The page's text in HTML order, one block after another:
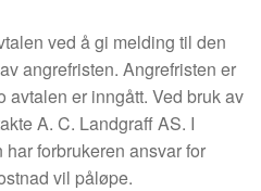
ved å gi melding til den
angrefristen. Angrefristen er
avtalen er inngått. Ved bruk av
A. C. Landgraff AS. I
forbrukeren ansvar for
vil påløpe.